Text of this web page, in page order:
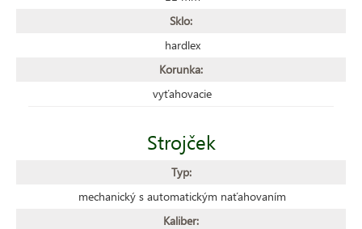
Sklo:
hardlex
Korunka:
vyťahovacie
Strojček
Typ:
mechanický s automatickým naťahovaním
Kaliber: